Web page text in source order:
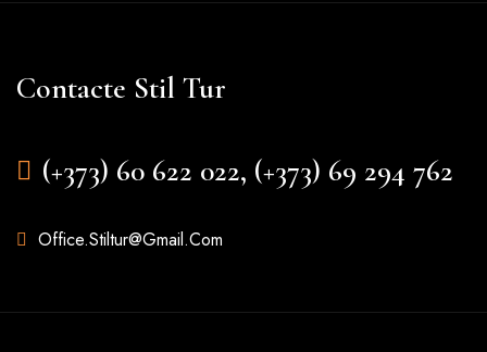
Contacte Stil Tur
(+373) 60 622 022, (+373) 69 294 762
Office.stiltur@gmail.com